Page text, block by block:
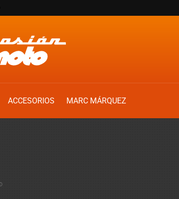
ACCESORIOS
MARC MÁRQUEZ